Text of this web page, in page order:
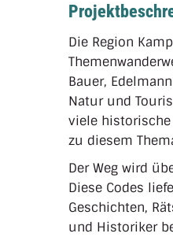
Die Region
Bauer,
Natur und
viele historische
zu diesem
Der Weg wird
Diese Codes
Geschichten,
und Historiker